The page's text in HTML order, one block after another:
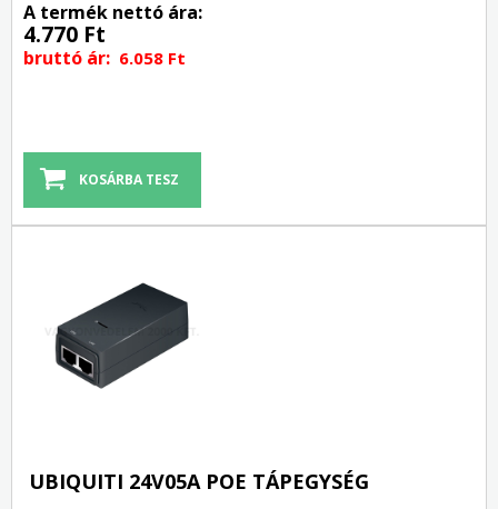
A termék nettó ára:
4.770 Ft
bruttó ár: 6.058 Ft
UBIQUITI 24V05A POE TÁPEGYSÉG